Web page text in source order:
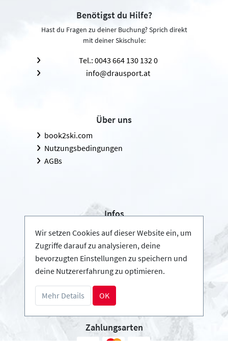
Benötigst du Hilfe?
Hast du Fragen zu deiner Buchung? Sprich direkt
mit deiner Skischule:
Tel.: 0043 664 130 132 0
info@drausport.at
Über uns
book2ski.com
Nutzungsbedingungen
AGBs
Infos
Login - Skischulen
Partner werden
FAQ - Häufig gestellte Fragen
Download Pressemappe
Zahlungsarten
Wir setzen Cookies auf dieser Website ein, um
Zugriffe darauf zu analysieren, deine
bevorzugten Einstellungen zu speichern und
deine Nutzererfahrung zu optimieren.
Mehr Details OK